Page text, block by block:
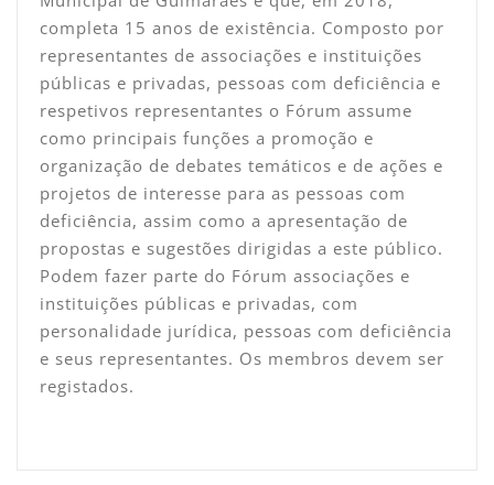
completa 15 anos de existência. Composto por
representantes de associações e instituições
públicas e privadas, pessoas com deficiência e
respetivos representantes o Fórum assume
como principais funções a promoção e
organização de debates temáticos e de ações e
projetos de interesse para as pessoas com
deficiência, assim como a apresentação de
propostas e sugestões dirigidas a este público.
Podem fazer parte do Fórum associações e
instituições públicas e privadas, com
personalidade jurídica, pessoas com deficiência
e seus representantes. Os membros devem ser
registados.